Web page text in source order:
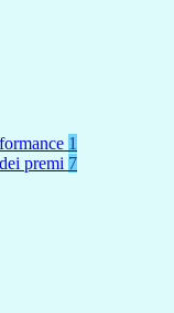
1
premi 7